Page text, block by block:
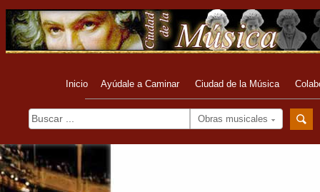
Inicio Ayúdale a Caminar Ciudad de la Música
Obras musicales